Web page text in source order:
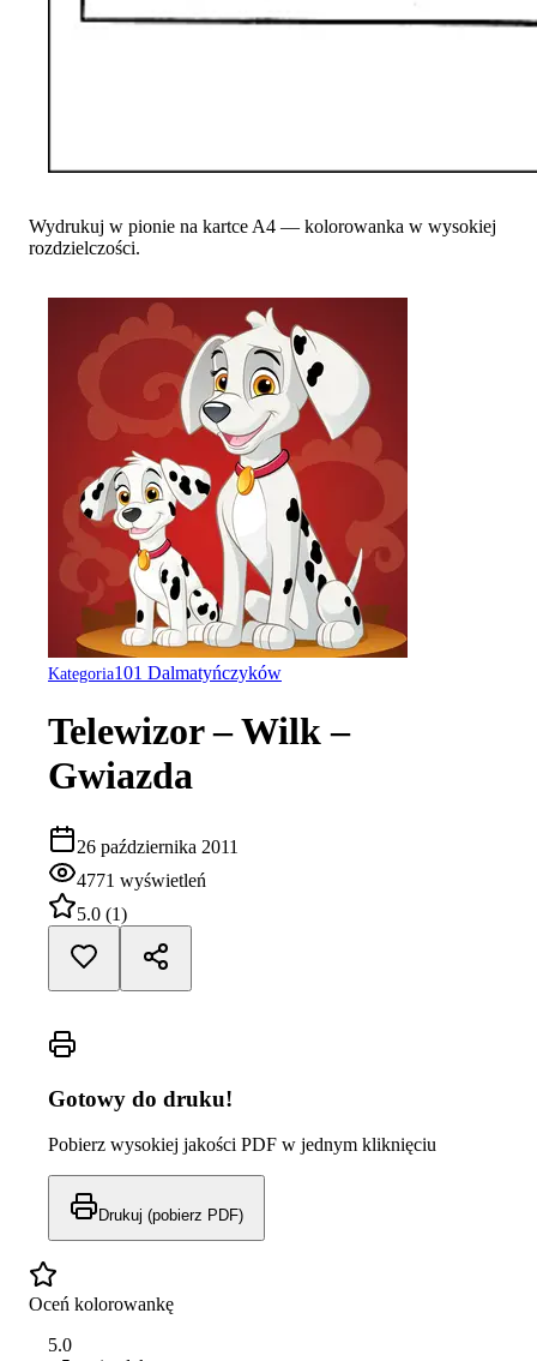
Wydrukuj w pionie na kartce A4 — kolorowanka w wysokiej
rozdzielczości.
Kategoria101 Dalmatyńczyków
Telewizor – Wilk –
Gwiazda
26 października 2011
4771 wyświetleń
5.0 (1)
Gotowy do druku!
Pobierz wysokiej jakości PDF w jednym kliknięciu
Drukuj (pobierz PDF)
Oceń kolorowankę
5.0